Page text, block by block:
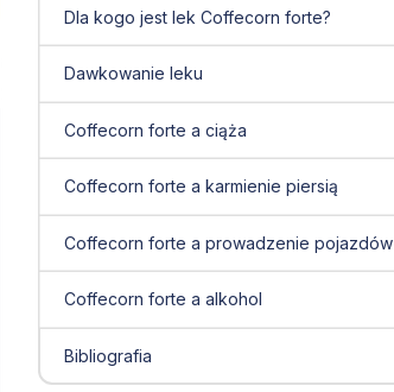
Dla kogo jest lek Coffecorn forte?
Dawkowanie leku
Coffecorn forte a ciąża
Coffecorn forte a karmienie piersią
Coffecorn forte a prowadzenie pojazdów
Coffecorn forte a alkohol
Bibliografia